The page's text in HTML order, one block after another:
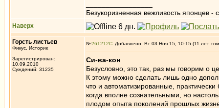
Безукоризненная вежливость японцев -
Наверх
Горсть листьев
Фикус, Историк
Зарегистрирован:
10.09.2010
Суждений: 31235
№261212 Добавлено: Вт 03 Ноя 15, 10:15 (11 лет
Си-ва-кон
Безусловно, это так, раз мы говорим о
К этому можно сделать лишь одно
что и автоматизированные,
когда вполне сознательными, но
плодом опыта поколений прошлых